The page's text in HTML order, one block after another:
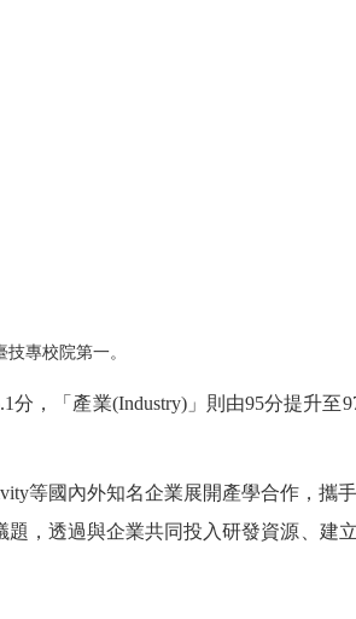
專校院第一。
分，「產業(Industry)」則由95分提升至
等國內外知名企業展開產學合作，攜
，透過與企業共同投入研發資源、建